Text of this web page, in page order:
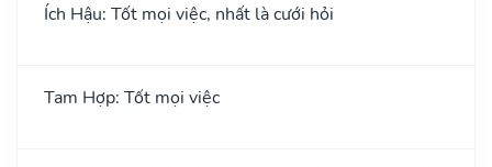
Ích Hậu: Tốt mọi việc, nhất là cưới hỏi
Tam Hợp: Tốt mọi việc